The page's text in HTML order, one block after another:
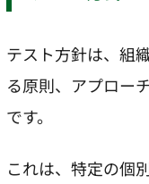
テスト方針は、組
る原則、アプロー
です。
これは、特定の個